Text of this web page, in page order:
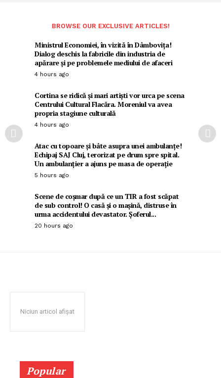
BROWSE OUR EXCLUSIVE ARTICLES!
Ministrul Economiei, în vizită în Dâmbovița!
Dialog deschis la fabricile din industria de
apărare și pe problemele mediului de afaceri
4 hours ago
Cortina se ridică și mari artiști vor urca pe scena
Centrului Cultural Flacăra. Moreniul va avea
propria stagiune culturală
4 hours ago
Atac cu topoare și bâte asupra unei ambulanțe!
Echipaj SAJ Cluj, terorizat pe drum spre spital.
Un ambulanțier a ajuns pe masa de operație
5 hours ago
Scene de coșmar după ce un TIR a fost scăpat
de sub control! O casă și o mașină, distruse în
urma accidentului devastator. Șoferul...
20 hours ago
Niciun articol afișat
Popular